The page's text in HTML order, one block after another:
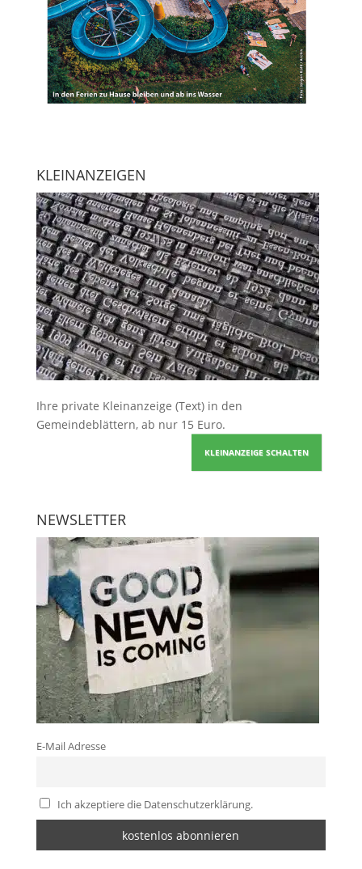
KLEINANZEIGEN
Ihre private Kleinanzeige (Text) in den
Gemeindeblättern, ab nur 15 Euro.
KLEINANZEIGE SCHALTEN
NEWSLETTER
E-Mail Adresse
Ich akzeptiere die Datenschutzerklärung.